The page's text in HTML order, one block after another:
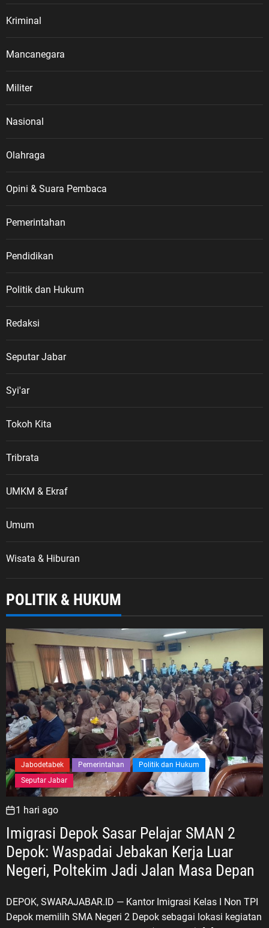
Kriminal
Mancanegara
Militer
Nasional
Olahraga
Opini & Suara Pembaca
Pemerintahan
Pendidikan
Politik dan Hukum
Redaksi
Seputar Jabar
Syi'ar
Tokoh Kita
Tribrata
UMKM & Ekraf
Umum
Wisata & Hiburan
POLITIK & HUKUM
Jabodetabek Pemerintahan
Politik dan Hukum
Seputar Jabar
1 hari ago
Imigrasi Depok Sasar Pelajar SMAN 2
Depok: Waspadai Jebakan Kerja Luar
DEPOK, SWARAJABAR.ID — Kantor Imigrasi Kelas I Non TPI
Depok memilih SMA Negeri 2 Depok sebagai lokasi kegiatan